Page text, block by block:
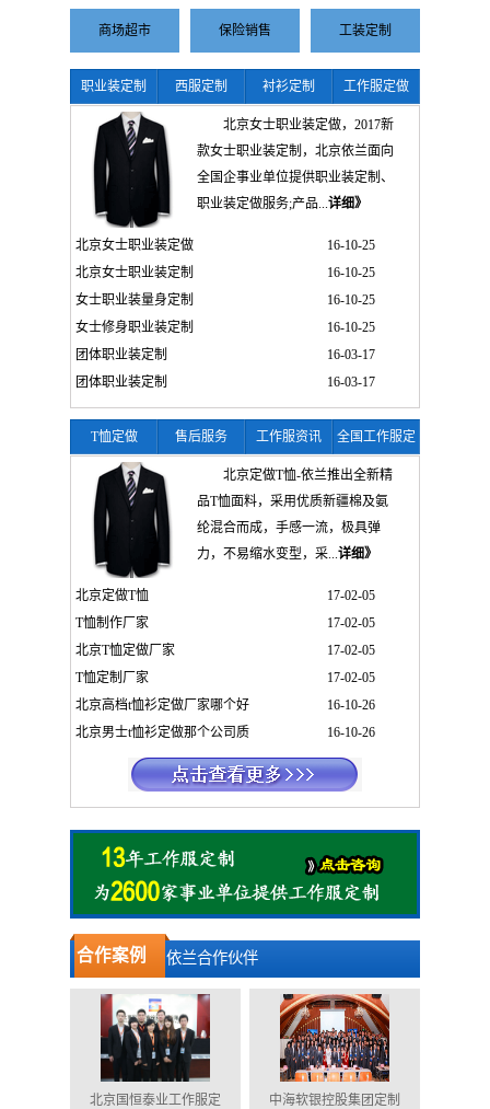
商场超市 保险销售 工装定制
职业装定制 西服定制 衬衫定制 工作服定做
北京女士职业装定做，2017新
款女士职业装定制，北京依兰面向
全国企事业单位提供职业装定制、
职业装定做服务;产品...详细》
北京女士职业装定做
16-10-25
北京女士职业装定制
16-10-25
女士职业装量身定制
16-10-25
女士修身职业装定制
16-10-25
团体职业装定制
16-03-17
团体职业装定制
16-03-17
T恤定做 售后服务 工作服资讯 全国工作服定
制
北京定做T恤-依兰推出全新精
品T恤面料，采用优质新疆棉及氨
纶混合而成，手感一流，极具弹
力，不易缩水变型，采...详细》
北京定做T恤
17-02-05
T恤制作厂家
17-02-05
北京T恤定做厂家
17-02-05
T恤定制厂家
17-02-05
北京高档t恤衫定做厂家哪个好
16-10-26
北京男士t恤衫定做那个公司质
16-10-26
合作案例 依兰合作伙伴
北京国恒泰业工作服定 中海软银控股集团定制